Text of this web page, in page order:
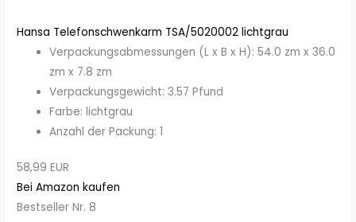
Hansa Telefonschwenkarm TSA/5020002 lichtgrau
Verpackungsabmessungen (L x B x H): 54.0 zm x 36.0
zm x 7.8 zm
Verpackungsgewicht: 3.57 Pfund
Farbe: lichtgrau
Anzahl der Packung: 1
58,99 EUR
Bei Amazon kaufen
Bestseller Nr. 8